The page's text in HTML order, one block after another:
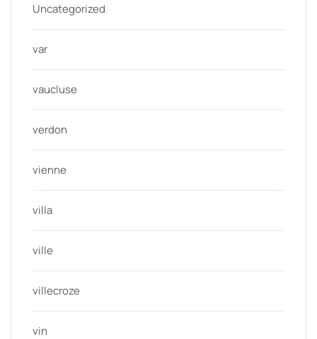
Uncategorized
var
vaucluse
verdon
vienne
villa
ville
villecroze
vin